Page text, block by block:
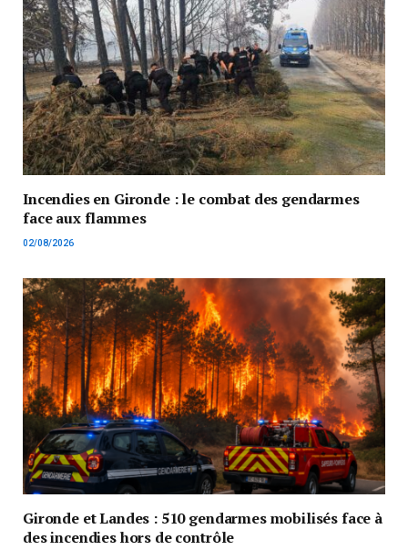
Incendies en Gironde : le combat des gendarmes
face aux flammes
02/08/2026
Gironde et Landes : 510 gendarmes mobilisés face à
des incendies hors de contrôle